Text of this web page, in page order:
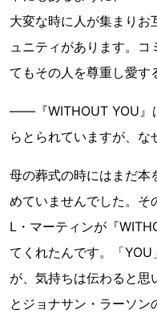
大変な時に人が集まりお
ュニティがあります。
てもその人を尊重し愛す
――『WITHOUT YOU』
らとられていますが、な
母の葬式の時にはまだ本
めていませんでした。そ
L・マーティンが『
てくれたんです。「
が、気持ちは伝わると思
とジョナサン・ラーソ